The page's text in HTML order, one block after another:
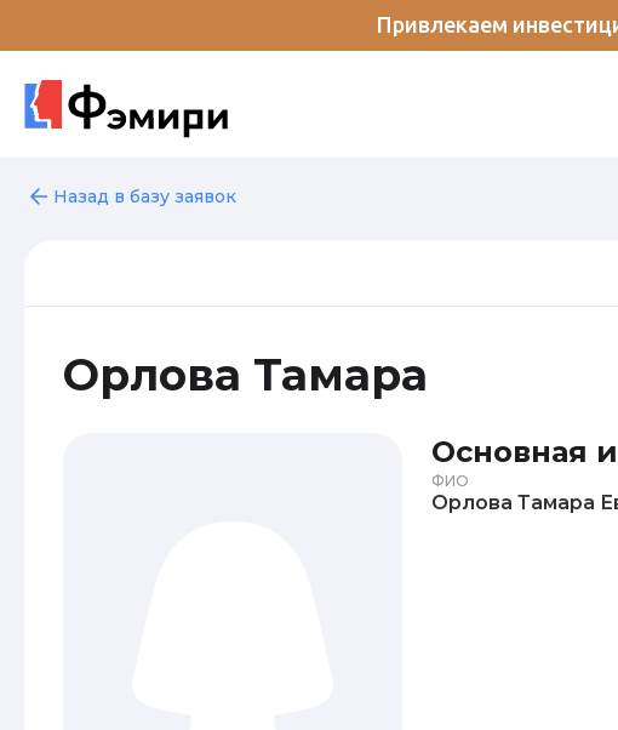
Привлекаем
Назад в базу заявок
Орлова Тамара
Основная
ФИО
Орлова